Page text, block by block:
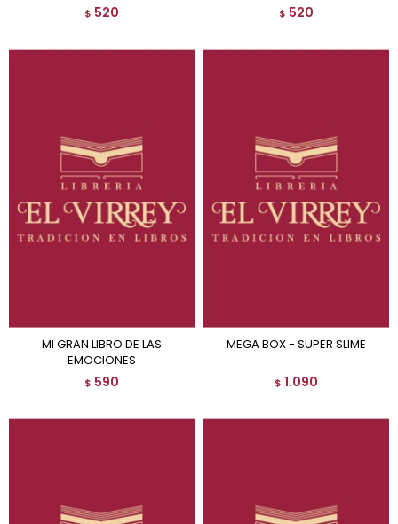
$ 520 $ 520
MI GRAN LIBRO DE LAS
EMOCIONES
$ 590
MEGA BOX - SUPER SLIME
$ 1.090